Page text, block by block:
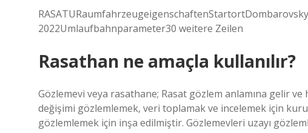
2022Umlaufbahnparameter30 weitere Zeilen
Rasathan ne amaçla kullanılır?
Gözlemevi veya rasathane; Rasat gözlem anlamına gelir
değişimi gözlemlemek, veri toplamak ve incelemek için
gözlemlemek için inşa edilmiştir. Gözlemevleri uzayı